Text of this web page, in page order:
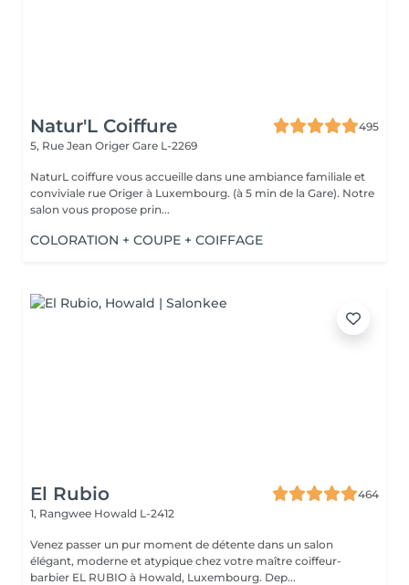
Natur'L Coiffure
495
5, Rue Jean Origer Gare L-2269
NaturL coiffure vous accueille dans une ambiance familiale et
conviviale rue Origer à Luxembourg. (à 5 min de la Gare). Notre
salon vous propose prin...
COLORATION + COUPE + COIFFAGE
El Rubio
464
1, Rangwee Howald L-2412
Venez passer un pur moment de détente dans un salon
élégant, moderne et atypique chez votre maître coiffeur-
barbier EL RUBIO à Howald, Luxembourg. Dep...